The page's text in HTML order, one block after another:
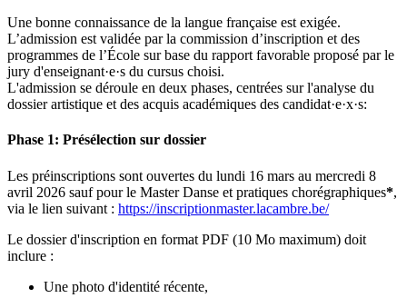
Une bonne connaissance de la langue française est exigée.
L’admission est validée par la commission d’inscription et des
programmes de l’École sur base du rapport favorable proposé par le
jury d'enseignant·e·s du cursus choisi.
L'admission se déroule en deux phases, centrées sur l'analyse du
dossier artistique et des acquis académiques des candidat·e·x·s:
Phase 1: Présélection sur dossier
Les préinscriptions sont ouvertes du lundi 16 mars au mercredi 8
avril 2026 sauf pour le Master Danse et pratiques chorégraphiques*,
via le lien suivant : https://inscriptionmaster.lacambre.be/
Le dossier d'inscription en format PDF (10 Mo maximum) doit
inclure :
Une photo d'identité récente,